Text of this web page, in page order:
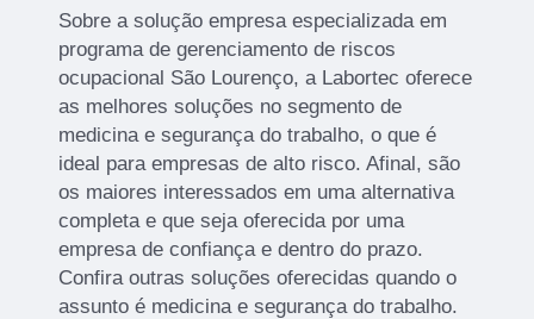
Sobre a solução empresa especializada em
programa de gerenciamento de riscos
ocupacional São Lourenço, a Labortec oferece
as melhores soluções no segmento de
medicina e segurança do trabalho, o que é
ideal para empresas de alto risco. Afinal, são
os maiores interessados em uma alternativa
completa e que seja oferecida por uma
empresa de confiança e dentro do prazo.
Confira outras soluções oferecidas quando o
assunto é medicina e segurança do trabalho.